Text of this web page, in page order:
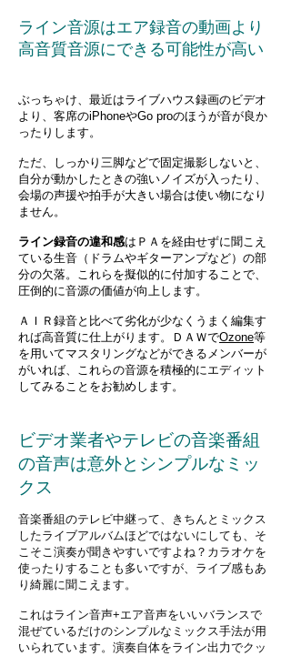
ライン音源はエア録音の動画より
高音質音源にできる可能性が高い
ぶっちゃけ、最近はライブハウス録画のビデオ
より、客席のiPhoneやGo proのほうが音が良か
ったりします。
ただ、しっかり三脚などで固定撮影しないと、
自分が動かしたときの強いノイズが入ったり、
会場の声援や拍手が大きい場合は使い物になり
ません。
ライン録音の違和感はＰＡを経由せずに聞こえ
ている生音（ドラムやギターアンプなど）の部
分の欠落。これらを擬似的に付加することで、
圧倒的に音源の価値が向上します。
ＡＩＲ録音と比べて劣化が少なくうまく編集す
れば高音質に仕上がります。ＤＡＷでOzone等
を用いてマスタリングなどができるメンバーが
がいれば、これらの音源を積極的にエディット
してみることをお勧めします。
ビデオ業者やテレビの音楽番組
の音声は意外とシンプルなミッ
クス
​音楽番組のテレビ中継って、きちんとミックス
したライブアルバムほどではないにしても、そ
こそこ演奏が聞きやすいですよね？カラオケを
使ったりすることも多いですが、ライブ感もあ
り綺麗に聞こえます。
これはライン音声+エア音声をいいバランスで
混ぜているだけのシンプルなミックス手法が用
いられています。演奏自体をライン出力でクッ